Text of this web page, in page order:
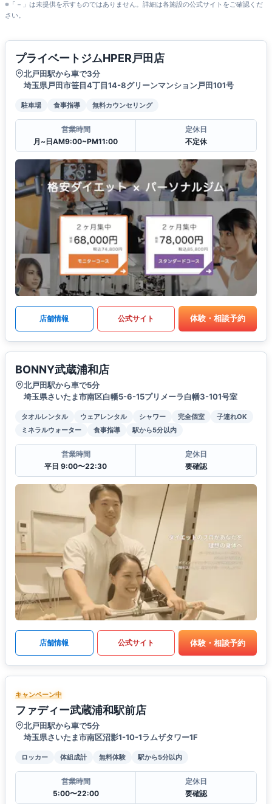
※「－」は未提供を示すものではありません。詳細は各施設の公式サイトをご確認くだ
さい。
プライベートジムHPER戸田店
北戸田駅から車で3分
埼玉県戸田市笹目4丁目14-8グリーンマンション戸田101号
駐車場 食事指導 無料カウンセリング
営業時間
月~日AM9:00~PM11:00
定休日
不定休
店舗情報 公式サイト 体験・相談予約
BONNY武蔵浦和店
北戸田駅から車で5分
埼玉県さいたま市南区白幡5-6-15プリメーラ白幡3-101号室
タオルレンタル ウェアレンタル シャワー 完全個室
子連れOK
ミネラルウォーター
食事指導 駅から5分以内
営業時間
平日 9:00〜22:30
定休日
要確認
店舗情報 公式サイト 体験・相談予約
キャンペーン中
ファディー武蔵浦和駅前店
北戸田駅から車で5分
埼玉県さいたま市南区沼影1-10-1ラムザタワー1F
ロッカー 体組成計 無料体験 駅から5分以内
営業時間
5:00〜22:00
定休日
要確認